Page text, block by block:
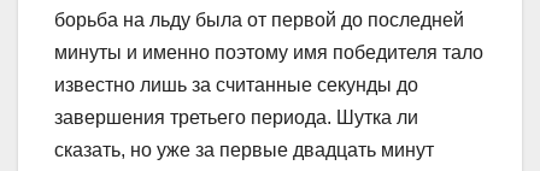
борьба на льду была от первой до последней
минуты и именно поэтому имя победителя тало
известно лишь за считанные секунды до
завершения третьего периода. Шутка ли
сказать, но уже за первые двадцать минут